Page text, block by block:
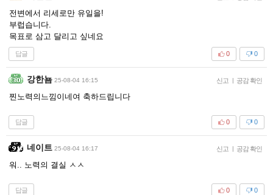
전변에서 리세로만 유일을!
부럽습니다.
목표로 삼고 달리고 싶네요
답글 0
0
강한뇸 25-08-04 16:15 신고 | 공감 확인
찐노력의느낌이네여 축하드립니다
답글 0
0
네이트 25-08-04 16:17 신고 | 공감 확인
워.. 노력의 결실 ㅅㅅ
답글 0
0